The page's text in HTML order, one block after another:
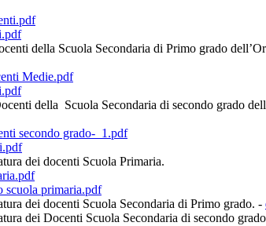
della Scuola Secondaria di Primo grado
Medie.pdf
della Scuola Secondaria di secondo grado
secondo grado-_1.pdf
dei docenti Scuola Primaria.
scuola primaria.pdf
dei docenti Scuola Secondaria di Primo grado. -
dei Docenti Scuola Secondaria di secondo